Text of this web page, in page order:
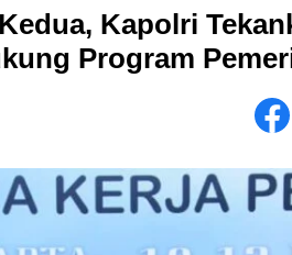
Kapolri
Program